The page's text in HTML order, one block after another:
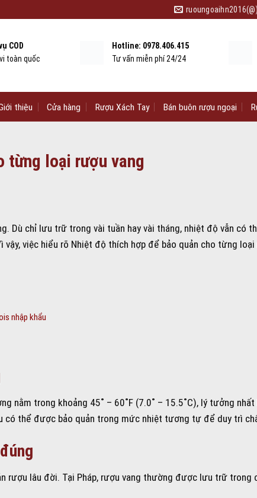
COD
toàn quốc
Hotline: 0978.406.415
Tư vấn miễn phí 24/24
thiệu Cửa hàng Rượu Xách Tay Bán buôn rượu ngoại
từng loại rượu vang
Dù chỉ lưu trữ trong vài tuần hay vài tháng, nhiệt độ vẫn có
việc hiểu rõ Nhiệt độ thích hợp để bảo quản cho từng loại
nhập khẩu
nằm trong khoảng 45˚ – 60˚F (7.0˚ – 15.5˚C), lý tưởng
có thể được bảo quản trong mức nhiệt tương tự để duy trì
rượu lâu đời. Tại Pháp, rượu vang thường được lưu trữ trong